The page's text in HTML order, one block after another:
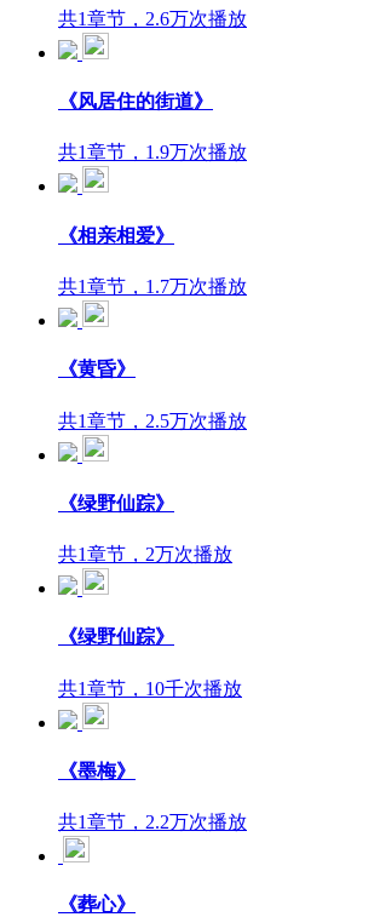
共1章节，2.6万次播放
《风居住的街道》
共1章节，1.9万次播放
《相亲相爱》
共1章节，1.7万次播放
《黄昏》
共1章节，2.5万次播放
《绿野仙踪》
共1章节，2万次播放
《绿野仙踪》
共1章节，10千次播放
《墨梅》
共1章节，2.2万次播放
《葬心》